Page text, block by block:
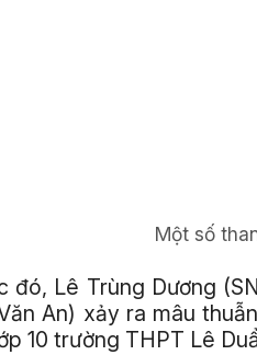
Một số
đó, Lê Trùng Dương
An) xảy ra mâu
10 trường THPT Lê